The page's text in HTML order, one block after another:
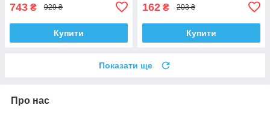
743 ₴ 929 ₴
Купити
162 ₴ 203 ₴
Купити
Показати ще
Про нас